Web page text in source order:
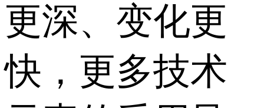
更深、变化更
快，更多技术